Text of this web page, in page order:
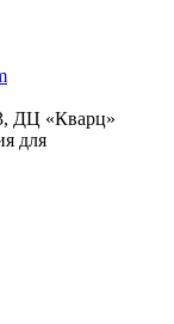
ДЦ «Кварц»
для